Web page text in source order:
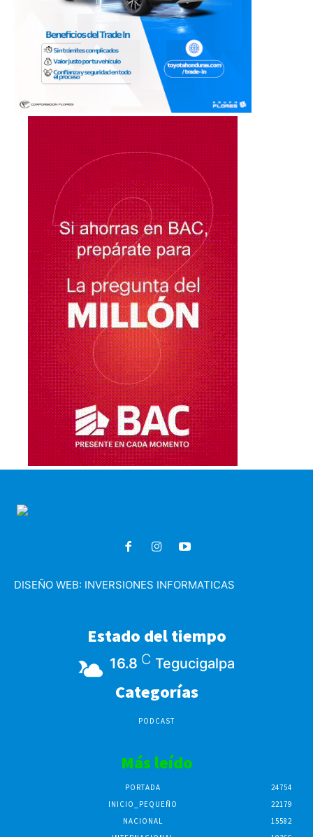
DISEÑO WEB: INVERSIONES INFORMATICAS
Estado del tiempo
16.8 C Tegucigalpa
Categorías
PODCAST
Más leído
PORTADA
24754
INICIO_PEQUEÑO
22179
NACIONAL
15582